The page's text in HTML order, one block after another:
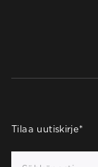
Tilaa uutiskirje*